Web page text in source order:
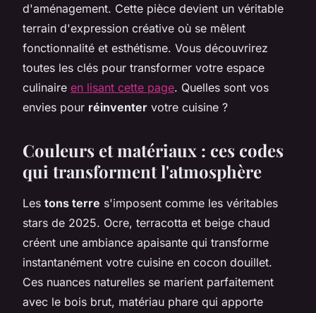
d'aménagement. Cette pièce devient un véritable
terrain d'expression créative où se mêlent
fonctionnalité et esthétisme. Vous découvrirez
toutes les clés pour transformer votre espace
culinaire en lisant cette page. Quelles sont vos
envies pour réinventer votre cuisine ?
Couleurs et matériaux : ces codes
qui transforment l'atmosphère
Les tons terre s'imposent comme les véritables
stars de 2025. Ocre, terracotta et beige chaud
créent une ambiance apaisante qui transforme
instantanément votre cuisine en cocon douillet.
Ces nuances naturelles se marient parfaitement
avec le bois brut, matériau phare qui apporte